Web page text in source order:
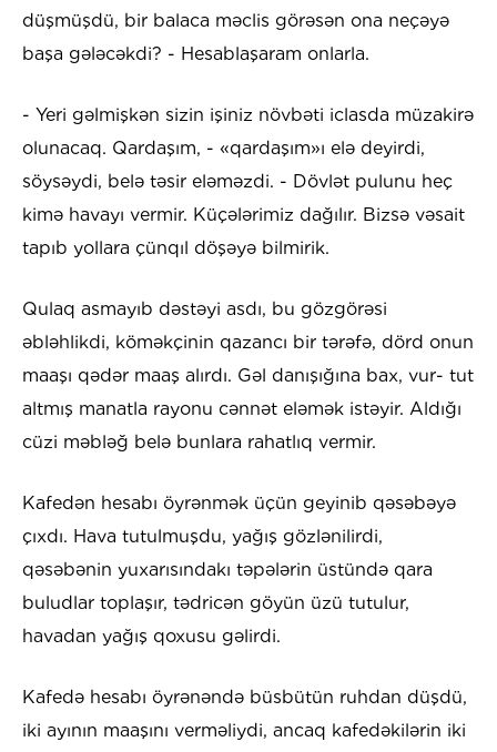
düşmüşdü, bir balaca məclis görəsən ona neçəyə
başa gələcəkdi? - Hesablaşaram onlarla.
- Yeri gəlmişkən sizin işiniz növbəti iclasda müzakirə
olunacaq. Qardaşım, - «qardaşım»ı elə deyirdi,
söysəydi, belə təsir eləməzdi. - Dövlət pulunu heç
kimə havayı vermir. Küçələrimiz dağılır. Bizsə vəsait
tapıb yollara çünqıl döşəyə bilmirik.
Qulaq asmayıb dəstəyi asdı, bu gözgörəsi
əbləhlikdi, köməkçinin qazancı bir tərəfə, dörd onun
maaşı qədər maaş alırdı. Gəl danışığına bax, vur- tut
altmış manatla rayonu cənnət eləmək istəyir. Aldığı
cüzi məbləğ belə bunlara rahatlıq vermir.
Kafedən hesabı öyrənmək üçün geyinib qəsəbəyə
çıxdı. Hava tutulmuşdu, yağış gözlənilirdi,
qəsəbənin yuxarısındakı təpələrin üstündə qara
buludlar toplaşır, tədricən göyün üzü tutulur,
havadan yağış qoxusu gəlirdi.
Kafedə hesabı öyrənəndə büsbütün ruhdan düşdü,
iki ayının maaşını verməliydi, ancaq kafedəkilərin iki